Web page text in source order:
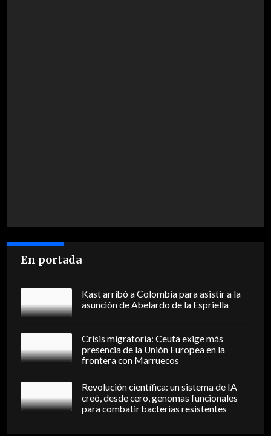
En portada
Kast arribó a Colombia para asistir a la
asunción de Abelardo de la Espriella
Crisis migratoria: Ceuta exige más
presencia de la Unión Europea en la
frontera con Marruecos
Revolución científica: un sistema de IA
creó, desde cero, genomas funcionales
para combatir bacterias resistentes